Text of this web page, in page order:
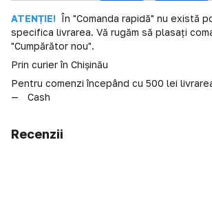
ATENȚIE! În "Comanda rapidă" nu există
specifica livrarea. Vă rugăm să plasați
"Cumpărător nou".
Prin curier în Chișinău
Pentru comenzi începând cu 500 lei
Cash
Recenzii